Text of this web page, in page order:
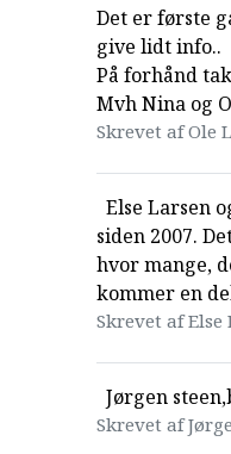
Det er første
give lidt info..
På forhånd tak
Mvh Nina og
Skrevet af Ole
Else Larsen
siden 2007.
hvor mange,
kommer en
Skrevet af Else
Jørgen
Skrevet af